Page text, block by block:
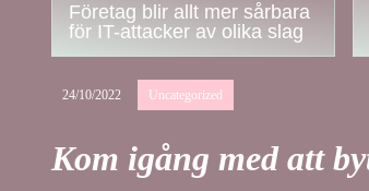
Företag blir allt mer sårbara
för IT-attacker av olika slag
24/10/2022 Uncategorized
Kom igång med att